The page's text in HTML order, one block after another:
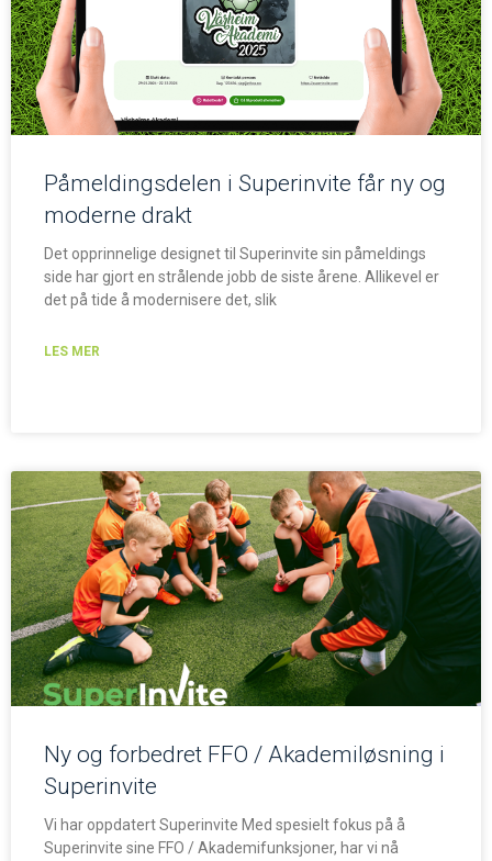
Påmeldingsdelen i Superinvite får ny og
moderne drakt
Det opprinnelige designet til Superinvite sin påmeldings
side har gjort en strålende jobb de siste årene. Allikevel er
det på tide å modernisere det, slik
LES MER
Ny og forbedret FFO / Akademiløsning i
Superinvite
Vi har oppdatert Superinvite Med spesielt fokus på å
Superinvite sine FFO / Akademifunksjoner, har vi nå